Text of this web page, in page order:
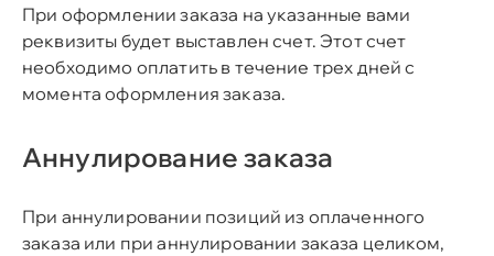
При оформлении заказа на указанные вами
реквизиты будет выставлен счет. Этот счет
необходимо оплатить в течение трех дней с
момента оформления заказа.
Аннулирование заказа
При аннулировании позиций из оплаченного
заказа или при аннулировании заказа целиком,